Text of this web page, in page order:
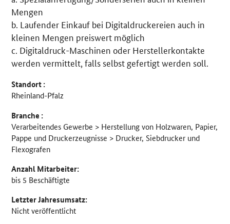
Mengen
b. Laufender Einkauf bei Digitaldruckereien auch in
kleinen Mengen preiswert möglich
c. Digitaldruck-Maschinen oder Herstellerkontakte
werden vermittelt, falls selbst gefertigt werden soll.
Standort :
Rheinland-Pfalz
Branche :
Verarbeitendes Gewerbe > Herstellung von Holzwaren, Papier,
Pappe und Druckerzeugnisse > Drucker, Siebdrucker und
Flexografen
Anzahl Mitarbeiter:
bis 5 Beschäftigte
Letzter Jahresumsatz:
Nicht veröffentlicht